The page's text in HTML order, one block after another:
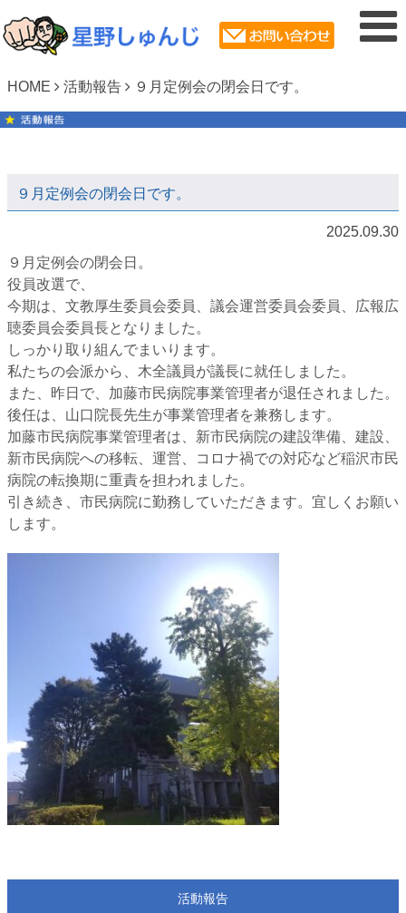
HOME 活動報告 ９月定例会の閉会日です。
９月定例会の閉会日です。
2025.09.30
９月定例会の閉会日。
役員改選で、
今期は、文教厚生委員会委員、議会運営委員会委員、広報広
聴委員会委員長となりました。
しっかり取り組んでまいります。
私たちの会派から、木全議員が議長に就任しました。
また、昨日で、加藤市民病院事業管理者が退任されました。
後任は、山口院長先生が事業管理者を兼務します。
加藤市民病院事業管理者は、新市民病院の建設準備、建設、
新市民病院への移転、運営、コロナ禍での対応など稲沢市民
病院の転換期に重責を担われました。
引き続き、市民病院に勤務していただきます。宜しくお願い
します。
活動報告